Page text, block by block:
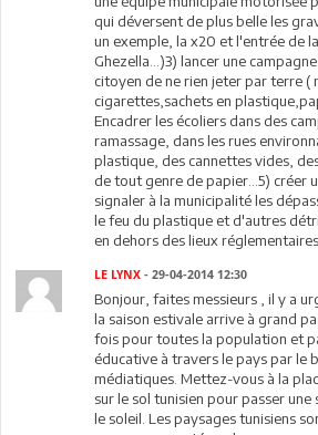
qui déversent de plus belle les
un exemple, la x20 et l'entrée de
Ghezella...)3) lancer une
citoyen de ne rien jeter par terre
cigarettes,sachets en
Encadrer les écoliers dans des
ramassage, dans les rues
plastique, des cannettes vides,
de tout genre de papier...5) créer
signaler à la municipalité les
le feu du plastique et d'autres
en dehors des lieux
LE LYNX - 29-04-2014 12:30
Bonjour, faites messieurs , il y a
la saison estivale arrive à grand
fois pour toutes la population et
éducative à travers le pays par le
médiatiques. Mettez-vous à la
sur le sol tunisien pour passer une
le soleil. Les paysages tunisiens